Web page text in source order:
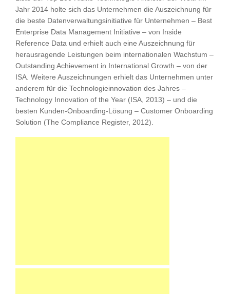
Jahr 2014 holte sich das Unternehmen die Auszeichnung für
die beste Datenverwaltungsinitiative für Unternehmen – Best
Enterprise Data Management Initiative – von Inside
Reference Data und erhielt auch eine Auszeichnung für
herausragende Leistungen beim internationalen Wachstum –
Outstanding Achievement in International Growth – von der
ISA. Weitere Auszeichnungen erhielt das Unternehmen unter
anderem für die Technologieinnovation des Jahres –
Technology Innovation of the Year (ISA, 2013) – und die
besten Kunden-Onboarding-Lösung – Customer Onboarding
Solution (The Compliance Register, 2012).